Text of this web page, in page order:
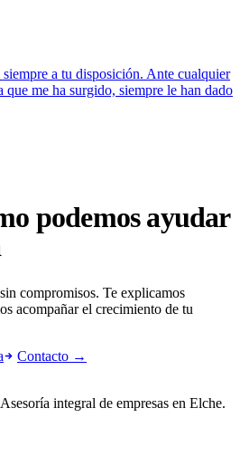
a tu disposición. Ante cualquier
me ha surgido, siempre le han dado
podemos ayudar
compromisos. Te explicamos
acompañar el crecimiento de tu
Contacto →
integral de empresas en Elche.